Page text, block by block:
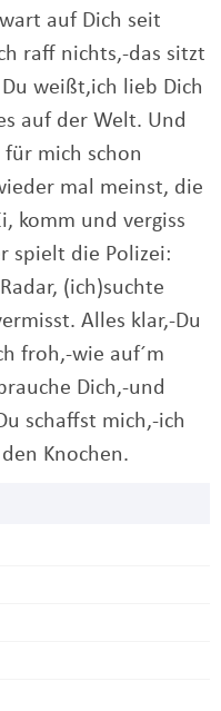
auf Dich seit
raff nichts,-das sitzt
weißt,ich lieb Dich
auf der Welt. Und
mich schon
mal meinst, die
komm und vergiss
spielt die Polizei:
(ich)suchte
Alles klar,-Du
froh,-wie auf´m
Dich,-und
schaffst mich,-ich
Knochen.